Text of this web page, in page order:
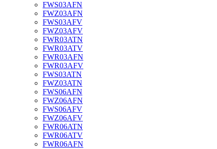
FWS03AFN
FWZ03AFN
FWS03AFV
FWZ03AFV
FWR03ATN
FWR03ATV
FWR03AFN
FWR03AFV
FWS03ATN
FWZ03ATN
FWS06AFN
FWZ06AFN
FWS06AFV
FWZ06AFV
FWR06ATN
FWR06ATV
FWR06AFN